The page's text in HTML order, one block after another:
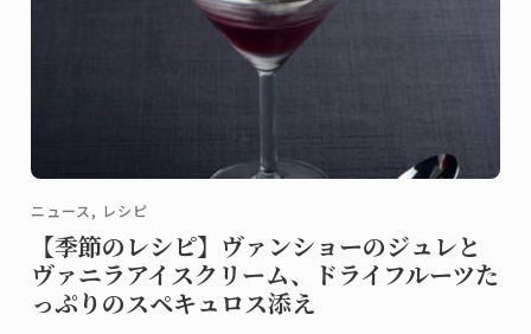
ニュース, レシピ
【季節のレシピ】ヴァンショーのジュレと
ヴァニラアイスクリーム、ドライフルーツた
っぷりのスペキュロス添え